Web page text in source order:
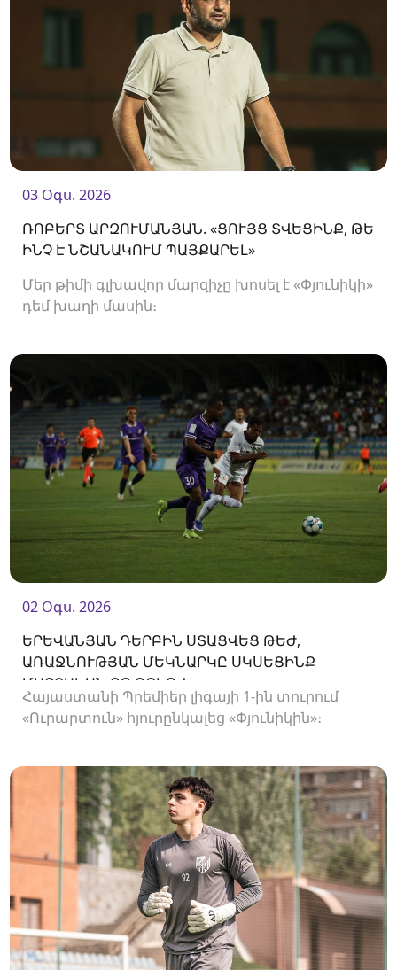
03 Օգս. 2026
ՌՈԲԵՐՏ ԱՐԶՈՒՄԱՆՅԱՆ. «ՑՈՒՅՑ ՏՎԵՑԻՆՔ, ԹԵ
ԻՆՉ Է ՆՇԱՆԱԿՈՒՄ ՊԱՅՔԱՐԵԼ»
Մեր թիմի գլխավոր մարզիչը խոսել է «Փյունիկի»
դեմ խաղի մասին։
02 Օգս. 2026
ԵՐԵՎԱՆՅԱՆ ԴԵՐԲԻՆ ՍՏԱՑՎԵՑ ԹԵԺ,
ԱՌԱՋՆՈՒԹՅԱՆ ՄԵԿՆԱՐԿԸ ՍԿՍԵՑԻՆՔ
ՄԱՐՏԱԿԱՆ ՈՉ-ՈՔԻՈՎ
Հայաստանի Պրեմիեր լիգայի 1-ին տուրում
«Ուրարտուն» հյուրընկալեց «Փյունիկին»։